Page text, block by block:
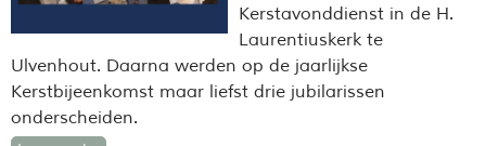
Kerstavonddienst in de H.
Laurentiuskerk te
Ulvenhout. Daarna werden op de jaarlijkse
Kerstbijeenkomst maar liefst drie jubilarissen
onderscheiden.